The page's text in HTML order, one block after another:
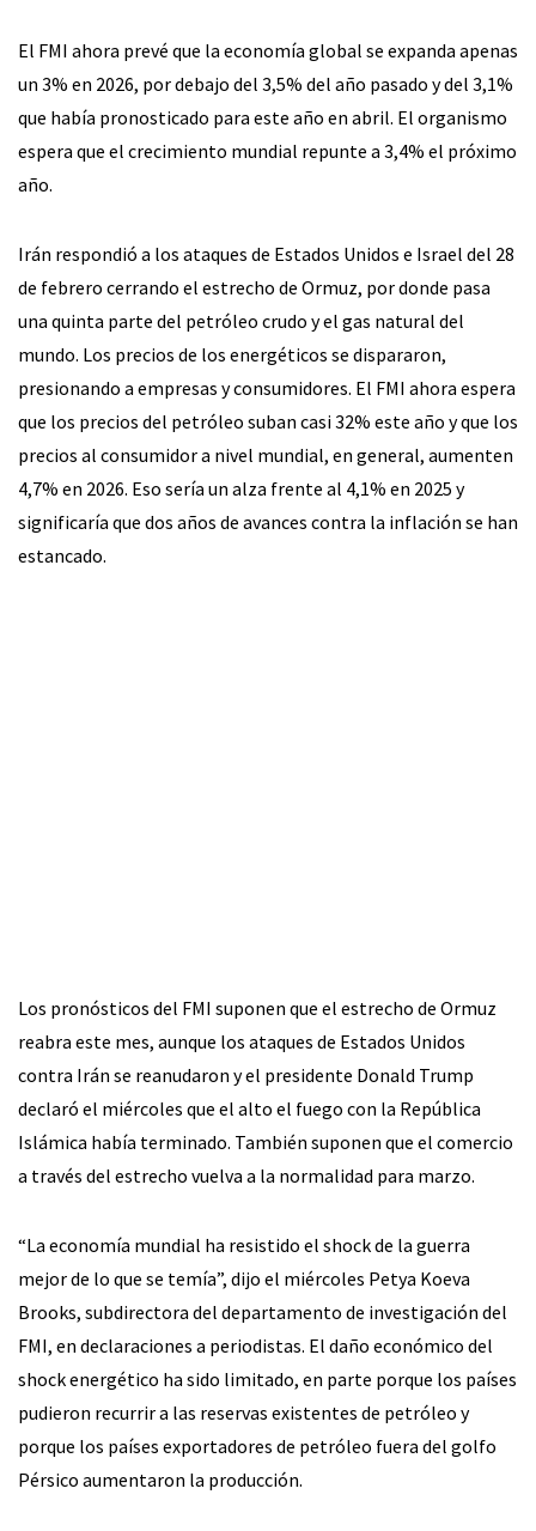
El FMI ahora prevé que la economía global se expanda apenas
un 3% en 2026, por debajo del 3,5% del año pasado y del 3,1%
que había pronosticado para este año en abril. El organismo
espera que el crecimiento mundial repunte a 3,4% el próximo
año.
Irán respondió a los ataques de Estados Unidos e Israel del 28
de febrero cerrando el estrecho de Ormuz, por donde pasa
una quinta parte del petróleo crudo y el gas natural del
mundo. Los precios de los energéticos se dispararon,
presionando a empresas y consumidores. El FMI ahora espera
que los precios del petróleo suban casi 32% este año y que los
precios al consumidor a nivel mundial, en general, aumenten
4,7% en 2026. Eso sería un alza frente al 4,1% en 2025 y
significaría que dos años de avances contra la inflación se han
estancado.
Los pronósticos del FMI suponen que el estrecho de Ormuz
reabra este mes, aunque los ataques de Estados Unidos
contra Irán se reanudaron y el presidente Donald Trump
declaró el miércoles que el alto el fuego con la República
Islámica había terminado. También suponen que el comercio
a través del estrecho vuelva a la normalidad para marzo.
“La economía mundial ha resistido el shock de la guerra
mejor de lo que se temía”, dijo el miércoles Petya Koeva
Brooks, subdirectora del departamento de investigación del
FMI, en declaraciones a periodistas. El daño económico del
shock energético ha sido limitado, en parte porque los países
pudieron recurrir a las reservas existentes de petróleo y
porque los países exportadores de petróleo fuera del golfo
Pérsico aumentaron la producción.